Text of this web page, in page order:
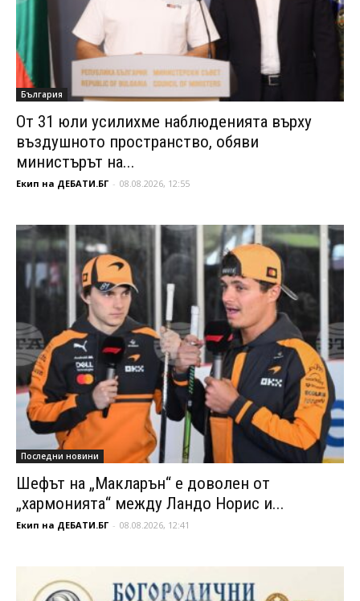
България
От 31 юли усилихме наблюденията върху
въздушното пространство, обяви
министърът на...
Екип на ДЕБАТИ.БГ - 08.08.2026, 12:55
Последни новини
Шефът на „Макларън“ е доволен от
„хармонията“ между Ландо Норис и...
Екип на ДЕБАТИ.БГ - 08.08.2026, 12:41